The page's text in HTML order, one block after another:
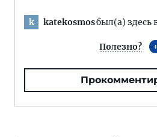
k katekosmosбыл(а) здесь
Полезно?